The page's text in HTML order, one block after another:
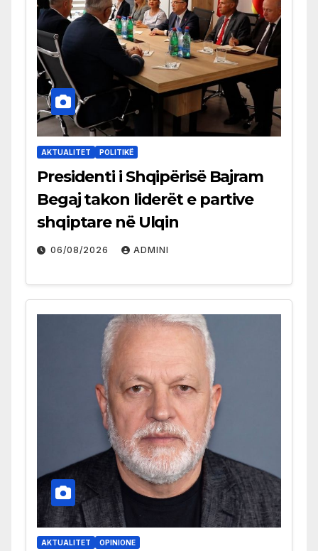
AKTUALITET POLITIKË
Presidenti i Shqipërisë Bajram
Begaj takon liderët e partive
shqiptare në Ulqin
06/08/2026 ADMINI
AKTUALITET OPINIONE